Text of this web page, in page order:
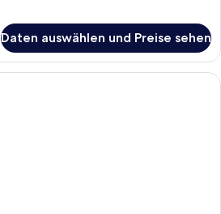
Daten auswählen und Preise sehen